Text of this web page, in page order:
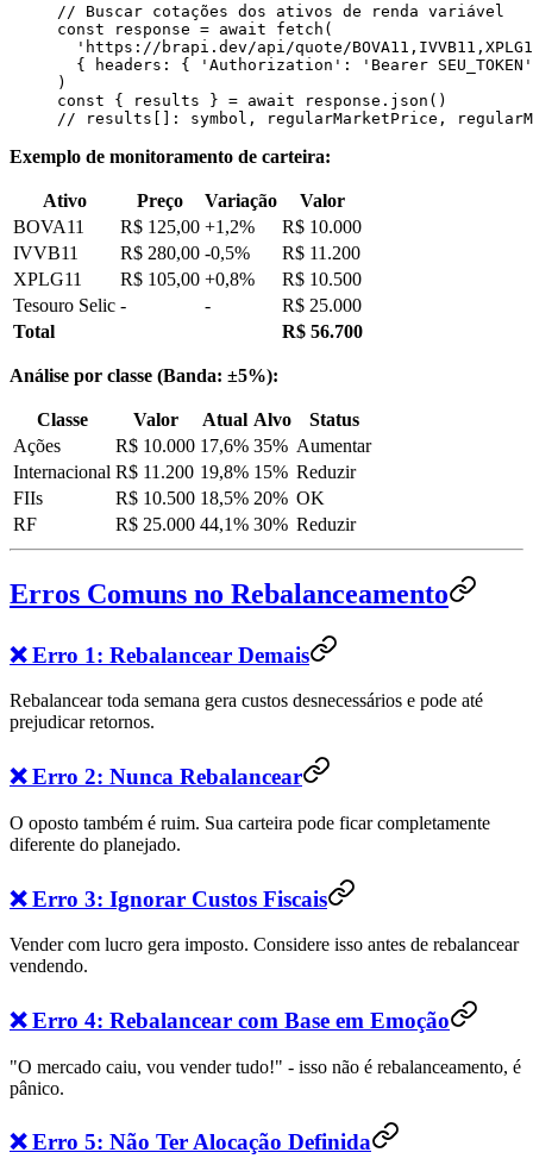
// Buscar cotações dos ativos de renda variável
const response = await fetch (
  '
https://brapi.dev/api/quote/
  {
headers : { ' Authorization ' : ' Bearer SEU_TOKEN '
)
const { results } = await response . json ()
// results[]: symbol, regularMarketPrice,
Exemplo de monitoramento de carteira:
Ativo Preço Variação
Valor
BOVA11
R$ 125,00 +1,2%
R$ 10.000
IVVB11
R$ 280,00 -0,5%
R$ 11.200
XPLG11
R$ 105,00 +0,8%
R$ 10.500
Tesouro Selic - -
R$ 25.000
Total
R$ 56.700
Análise por classe (Banda: ±5%):
Classe Valor Atual Alvo
Status
Ações
R$ 10.000 17,6% 35% Aumentar
Internacional R$ 11.200 19,8% 15% Reduzir
FIIs
R$ 10.500 18,5% 20% OK
RF
R$ 25.000 44,1% 30% Reduzir
Erros Comuns no Rebalanceamento
❌ Erro 1: Rebalancear Demais
Rebalancear toda semana gera custos desnecessários e pode até
prejudicar retornos.
❌ Erro 2: Nunca Rebalancear
O oposto também é ruim. Sua carteira pode ficar completamente
diferente do planejado.
❌ Erro 3: Ignorar Custos Fiscais
Vender com lucro gera imposto. Considere isso antes de rebalancear
vendendo.
❌ Erro 4: Rebalancear com Base em Emoção
"O mercado caiu, vou vender tudo!" - isso não é rebalanceamento, é
pânico.
❌ Erro 5: Não Ter Alocação Definida